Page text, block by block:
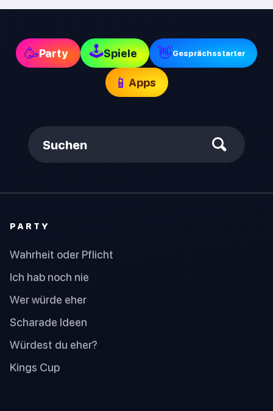
🥳Party 🕹Spiele 👋Gesprächsstarter
📱 Apps
Suchen
PARTY
Wahrheit oder Pflicht
Ich hab noch nie
Wer würde eher
Scharade Ideen
Würdest du eher?
Kings Cup